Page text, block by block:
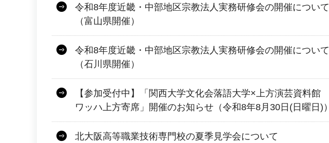
令和8年度近畿・中部地区宗教法人実務研修会の開催について
（富山県開催）
令和8年度近畿・中部地区宗教法人実務研修会の開催について
（石川県開催）
【参加受付中】「関西大学文化会落語大学×上方演芸資料館
ワッハ上方寄席」開催のお知らせ（令和8年8月30日(日曜日)）
北大阪高等職業技術専門校の夏季見学会について